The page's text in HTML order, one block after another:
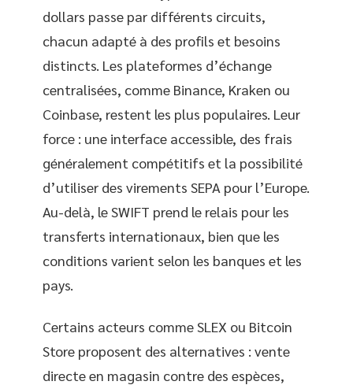
dollars passe par différents circuits,
chacun adapté à des profils et besoins
distincts. Les plateformes d’échange
centralisées, comme Binance, Kraken ou
Coinbase, restent les plus populaires. Leur
force : une interface accessible, des frais
généralement compétitifs et la possibilité
d’utiliser des virements SEPA pour l’Europe.
Au-delà, le SWIFT prend le relais pour les
transferts internationaux, bien que les
conditions varient selon les banques et les
pays.
Certains acteurs comme SLEX ou Bitcoin
Store proposent des alternatives : vente
directe en magasin contre des espèces,